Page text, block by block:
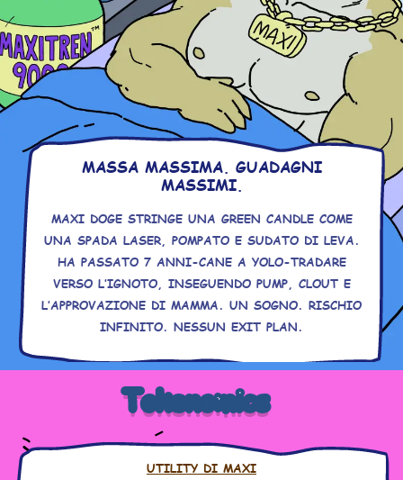
MASSA MASSIMA. GUADAGNI
MASSIMI.
MAXI DOGE STRINGE UNA GREEN CANDLE COME
UNA SPADA LASER, POMPATO E SUDATO DI LEVA.
HA PASSATO 7 ANNI-CANE A YOLO-TRADARE
VERSO L’IGNOTO, INSEGUENDO PUMP, CLOUT E
L’APPROVAZIONE DI MAMMA. UN SOGNO. RISCHIO
INFINITO. NESSUN EXIT PLAN.
Tokenomics
UTILITY DI MAXI